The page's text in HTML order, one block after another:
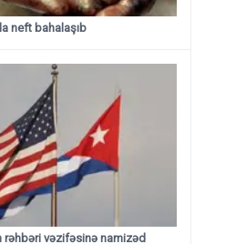
neft bahalaşıb
rəhbəri vəzifəsinə namizəd